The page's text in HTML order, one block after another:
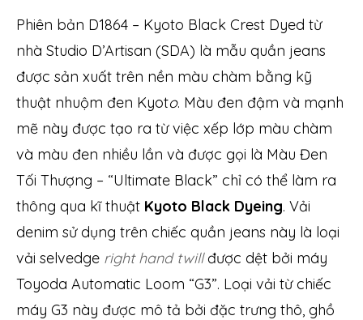
Phiên bản D1864 – Kyoto Black Crest Dyed từ
nhà Studio D’Artisan (SDA) là mẫu quần jeans
được sản xuất trên nền màu chàm bằng kỹ
thuật nhuộm đen Kyoto. Màu đen đậm và mạnh
mẽ này được tạo ra từ việc xếp lớp màu chàm
và màu đen nhiều lần và được gọi là Màu Đen
Tối Thượng – “Ultimate Black” chỉ có thể làm ra
thông qua kĩ thuật Kyoto Black Dyeing. Vải
denim sử dụng trên chiếc quần jeans này là loại
vải selvedge right hand twillđược dệt bởi máy
Toyoda Automatic Loom “G3”. Loại vải từ chiếc
máy G3 này được mô tả bởi đặc trưng thô, ghồ